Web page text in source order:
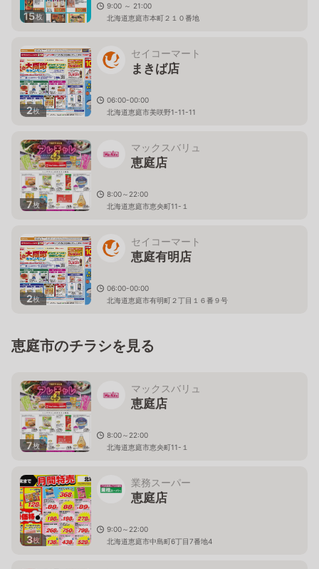
15枚
9:00 ～ 21:00
北海道恵庭市本町２１０番地
2枚
セイコーマート
まきば店
06:00-00:00
北海道恵庭市美咲野1-11-11
7枚
マックスバリュ
恵庭店
8:00～22:00
北海道恵庭市恵央町11-１
2枚
セイコーマート
恵庭有明店
06:00-00:00
北海道恵庭市有明町２丁目１６番９号
恵庭市のチラシを見る
7枚
マックスバリュ
恵庭店
8:00～22:00
北海道恵庭市恵央町11-１
3枚
業務スーパー
恵庭店
9:00～22:00
北海道恵庭市中島町6丁目7番地4